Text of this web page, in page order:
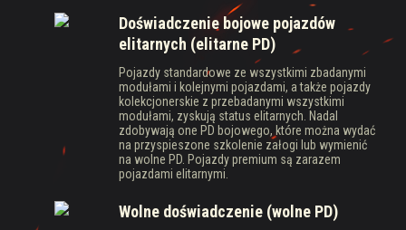
Doświadczenie bojowe pojazdów
elitarnych (elitarne PD)
Pojazdy standardowe ze wszystkimi zbadanymi
modułami i kolejnymi pojazdami, a także pojazdy
kolekcjonerskie z przebadanymi wszystkimi
modułami, zyskują status elitarnych. Nadal
zdobywają one PD bojowego, które można wydać
na przyspieszone szkolenie załogi lub wymienić
na wolne PD. Pojazdy premium są zarazem
pojazdami elitarnymi.
Wolne doświadczenie (wolne PD)